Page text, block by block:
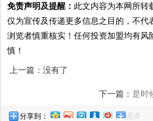
免责声明及提醒： 此文内容为本网所转
仅为宣传及传递更多信息之目的，不代
浏览者慎重核实！任何投资加盟均有风
慎！
上一篇：没有了
下一篇： 是时
分享到： 更多